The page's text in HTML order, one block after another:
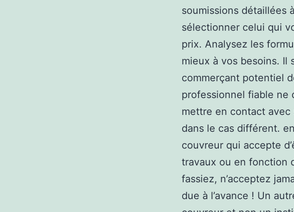
soumissions détaillées
sélectionner celui qui
prix. Analysez les
mieux à vos besoins. Il
commerçant potentiel
professionnel fiable ne
mettre en contact
dans le cas différent.
couvreur qui accepte
travaux ou en fonction
fassiez, n’acceptez
due à l’avance ! Un